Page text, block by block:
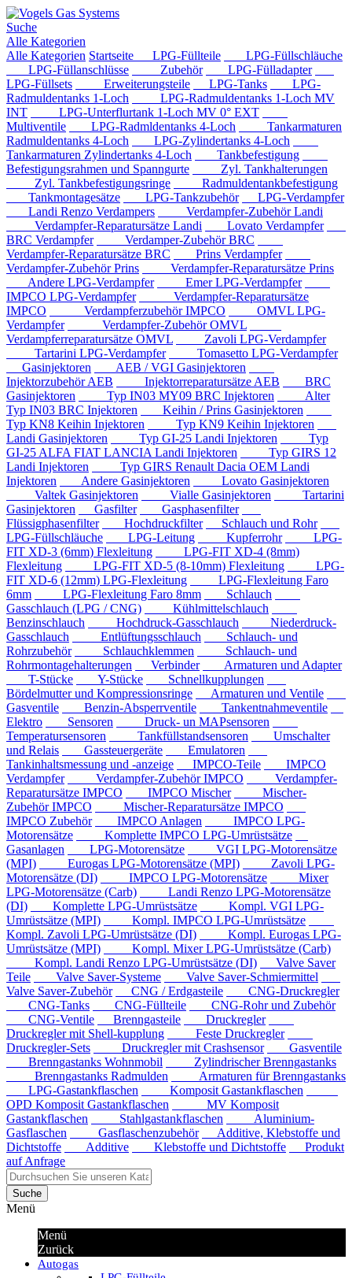
Suche
Alle Kategorien
Alle Kategorien Startseite LPG-Füllteile
LPG-Füllschläuche
LPG-Füllanschlüsse
Zubehör
LPG-Fülladapter
LPG-Füllsets
Erweiterungsteile LPG-Tanks
LPG-
Radmuldentanks 1-Loch
LPG-Radmuldentanks 1-Loch MV
INT
LPG-Unterflurtank 1-Loch MV 0° EXT
Multiventile
LPG-Radmldentanks 4-Loch
Tankarmaturen
Radmuldentanks 4-Loch
LPG-Zylindertanks 4-Loch
Tankarmaturen Zylindertanks 4-Loch
Tankbefestigung
Befestigungsrahmen und Spanngurte
Zyl. Tankhalterungen
Zyl. Tankbefestigungsringe
Radmuldentankbefestigung
Tankmontagesätze
LPG-Tankzubehör
LPG-Verdampfer
Landi Renzo Verdampers
Verdampfer-Zubehör Landi
Verdampfer-Reparatursätze Landi
Lovato Verdampfer
BRC Verdampfer
Verdamper-Zubehör BRC
Verdampfer-Reparatursätze BRC
Prins Verdampfer
Verdampfer-Zubehör Prins
Verdampfer-Reparatursätze Prins
Andere LPG-Verdampfer
Emer LPG-Verdampfer
IMPCO LPG-Verdampfer
Verdampfer-Reparatursätze
IMPCO
Verdampferzubehör IMPCO
OMVL LPG-
Verdampfer
Verdampfer-Zubehör OMVL
Verdampferreparatursätze OMVL
Zavoli LPG-Verdampfer
Tartarini LPG-Verdampfer
Tomasetto LPG-Verdampfer
Gasinjektoren
AEB / VGI Gasinjektoren
Injektorzubehör AEB
Injektorreparatursätze AEB
BRC
Gasinjektoren
Typ IN03 MY09 BRC Injektoren
Alter
Typ IN03 BRC Injektoren
Keihin / Prins Gasinjektoren
Typ KN8 Keihin Injektoren
Typ KN9 Keihin Injektoren
Landi Gasinjektoren
Typ GI-25 Landi Injektoren
Typ
GI-25 ALFA FIAT LANCIA Landi Injektoren
Typ GIRS 12
Landi Injektoren
Typ GIRS Renault Dacia OEM Landi
Injektoren
Andere Gasinjektoren
Lovato Gasinjektoren
Valtek Gasinjektoren
Vialle Gasinjektoren
Tartarini
Gasinjektoren
Gasfilter
Gasphasenfilter
Flüssigphasenfilter
Hochdruckfilter
Schlauch und Rohr
LPG-Füllschläuche
LPG-Leitung Kupferrohr
LPG-
FIT XD-3 (6mm) Flexleitung
LPG-FIT XD-4 (8mm)
Flexleitung
LPG-FIT XD-5 (8-10mm) Flexleitung
LPG-
FIT XD-6 (12mm) LPG-Flexleitung
LPG-Flexleitung Faro
6mm
LPG-Flexleitung Faro 8mm
Schlauch
Gasschlauch (LPG / CNG)
Kühlmittelschlauch
Benzinschlauch
Hochdruck-Gasschlauch
Niederdruck-
Gasschlauch
Entlüftungsschlauch
Schlauch- und
Rohrzubehör
Schlauchklemmen
Schlauch- und
Rohrmontagehalterungen
Verbinder
Armaturen und Adapter
T-Stücke
Y-Stücke
Schnellkupplungen
Bördelmutter und Kompressionsringe
Armaturen und Ventile
Gasventile
Benzin-Absperrventile
Tankentnahmeventile
Elektro
Sensoren
Druck- un MAPsensoren
Temperatursensoren
Tankfüllstandsensoren
Umschalter
und Relais
Gassteuergeräte
Emulatoren
Tankinhaltsmessung und -anzeige
IMPCO-Teile
IMPCO
Verdampfer
Verdampfer-Zubehör IMPCO
Verdampfer-
Reparatursätze IMPCO
IMPCO Mischer
Mischer-
Zubehör IMPCO
Mischer-Reparatursätze IMPCO
IMPCO Zubehör
IMPCO Anlagen
IMPCO LPG-
Motorensätze
Komplette IMPCO LPG-Umrüstsätze
Gasanlagen
LPG-Motorensätze
VGI LPG-Motorensätze
(MPI)
Eurogas LPG-Motorensätze (MPI)
Zavoli LPG-
Motorensätze (DI)
IMPCO LPG-Motorensätze
Mixer
LPG-Motorensätze (Carb)
Landi Renzo LPG-Motorensätze
(DI)
Komplette LPG-Umrüstsätze
Kompl. VGI LPG-
Umrüstsätze (MPI)
Kompl. IMPCO LPG-Umrüstsätze
Kompl. Zavoli LPG-Umrüstsätze (DI)
Kompl. Eurogas LPG-
Umrüstsätze (MPI)
Kompl. Mixer LPG-Umrüstsätze (Carb)
Kompl. Landi Renzo LPG-Umrüstsätze (DI)
Valve Saver
Teile
Valve Saver-Systeme
Valve Saver-Schmiermittel
Valve Saver-Zubehör
CNG / Erdgasteile
CNG-Druckregler
CNG-Tanks
CNG-Füllteile
CNG-Rohr und Zubehör
CNG-Ventile
Brenngasteile
Druckregler
Druckregler mit Shell-kupplung
Feste Druckregler
Druckregler-Sets
Druckregler mit Crashsensor
Gasventile
Brenngastanks Wohnmobil
Zylindrischer Brenngastanks
Brenngastanks Radmulden
Armaturen für Brenngastanks
LPG-Gastankflaschen
Komposit Gastankflaschen
OPD Komposit Gastankflaschen
MV Komposit
Gastankflaschen
Stahlgastankflaschen
Aluminium-
Gasflaschen
Gasflaschenzubehör
Additive, Klebstoffe und
Dichtstoffe
Additive Klebstoffe und Dichtstoffe
Produkt
auf Anfrage
Suche
Menü
Menü
Zurück
Autogas